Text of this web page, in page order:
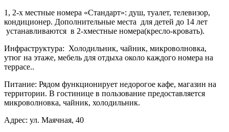
1, 2-х местные номера «Стандарт»: душ, туалет, телевизор,
кондиционер. Дополнительные места для детей до 14 лет
устанавливаются в 2-хместные номера(кресло-кровать).
Инфраструктура: Холодильник, чайник, микроволновка,
утюг на этаже, мебель для отдыха около каждого номера на
террасе..
Питание: Рядом функционирует недорогое кафе, магазин на
территории. В гостинице в пользование предоставляется
микроволновка, чайник, холодильник.
Адрес: ул. Маячная, 40